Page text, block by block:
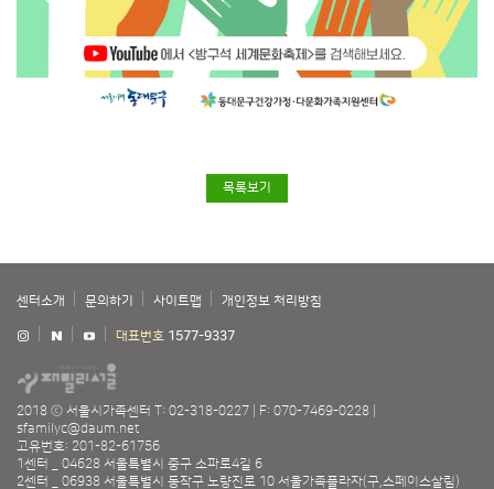
목록보기
센터소개 문의하기 사이트맵 개인정보 처리방침
대표번호 1577-9337
2018 ⓒ 서울시가족센터 T: 02-318-0227
F: 070-7469-0228
sfamilyc@daum.net
고유번호: 201-82-61756
1센터 _ 04628 서울특별시 중구 소파로4길 6
2센터 _ 06938 서울특별시 동작구 노량진로 10 서울가족플라자(구,스페이스살림)